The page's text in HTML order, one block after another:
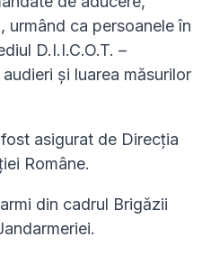
urmând ca persoanele în
D.I.I.C.O.T. –
și luarea măsurilor
asigurat de Direcția
Române.
din cadrul Brigăzii